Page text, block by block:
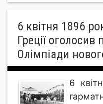
6 квітня 1896
Греції оголосив
Олімпіади
6